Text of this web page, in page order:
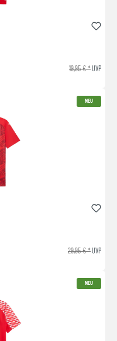
19,95 € *UVP
NEU
29,95 € *UVP
NEU